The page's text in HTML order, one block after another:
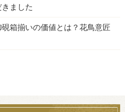
ました
硯箱揃いの価値とは？花鳥意匠